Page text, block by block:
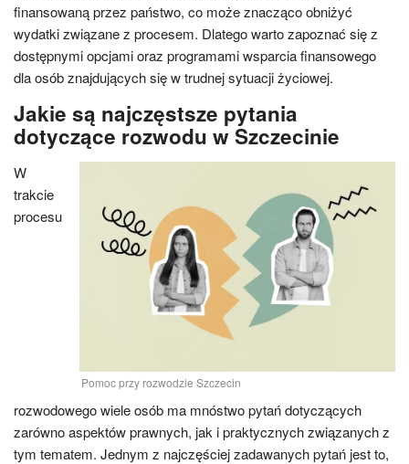
finansowaną przez państwo, co może znacząco obniżyć
wydatki związane z procesem. Dlatego warto zapoznać się z
dostępnymi opcjami oraz programami wsparcia finansowego
dla osób znajdujących się w trudnej sytuacji życiowej.
Jakie są najczęstsze pytania
dotyczące rozwodu w Szczecinie
Pomoc przy rozwodzie Szczecin
W
trakcie
procesu
rozwodowego wiele osób ma mnóstwo pytań dotyczących
zarówno aspektów prawnych, jak i praktycznych związanych z
tym tematem. Jednym z najczęściej zadawanych pytań jest to,